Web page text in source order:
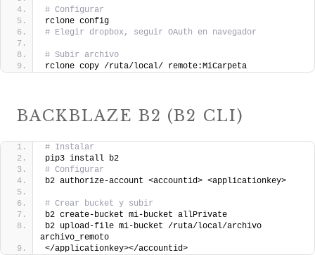
# Configurar
rclone config
# Elegir dropbox, seguir OAuth en navegador
# Subir archivo
rclone copy /ruta/local/ remote:MiCarpeta
BACKBLAZE B2 (B2 CLI)
# Instalar
pip3 install b2
# Configurar
b2 authorize-account <accountid> <applicationkey>
# Crear bucket y subir
b2 create-bucket mi-bucket allPrivate
b2 upload-file mi-bucket /ruta/local/archivo
archivo_remoto
</applicationkey></accountid>